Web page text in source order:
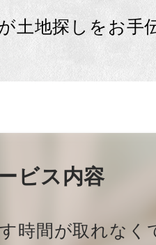
土地探しをお手
ビス内容
時間が取れなく